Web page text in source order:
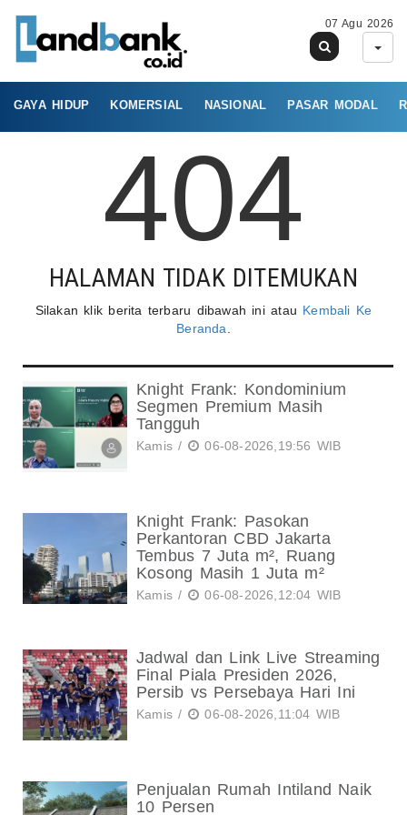
07 Agu 2026
GAYA HIDUP KOMERSIAL NASIONAL PASAR MODAL
404
HALAMAN TIDAK DITEMUKAN
Silakan klik berita terbaru dibawah ini atau Kembali Ke
Beranda
Knight Frank: Kondominium
Segmen Premium Masih
Tangguh
Kamis / 06-08-2026,19:56 WIB
Knight Frank: Pasokan
Perkantoran CBD Jakarta
Tembus 7 Juta m², Ruang
Kosong Masih 1 Juta m²
Kamis / 06-08-2026,12:04 WIB
Jadwal dan Link Live Streaming
Final Piala Presiden 2026,
Persib vs Persebaya Hari Ini
Kamis / 06-08-2026,11:04 WIB
Penjualan Rumah Intiland Naik
10 Persen